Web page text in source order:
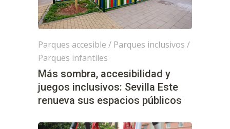
Parques accesible / Parques inclusivos /
Parques infantiles
Más sombra, accesibilidad y
juegos inclusivos: Sevilla Este
renueva sus espacios públicos